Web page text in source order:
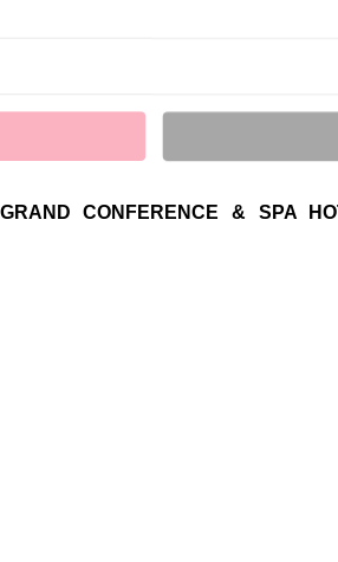
CONFERENCE & SPA